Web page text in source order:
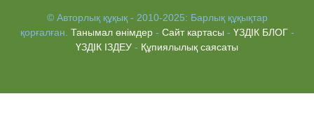
© Авторлық құқық - 2010-2025: Барлық құқықтар
қорғалған. Танымал өнімдер- Сайт картасы - ҮЗДІК БЛОГ-
ҮЗДІК ІЗДЕУ - Құпиялылық саясаты